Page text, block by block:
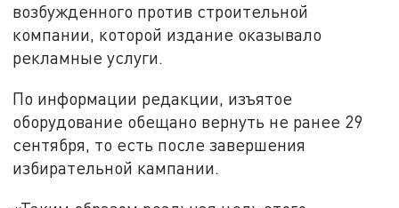
возбужденного против строительной
компании, которой издание оказывало
рекламные услуги.
По информации редакции, изъятое
оборудование обещано вернуть не ранее 29
сентября, то есть после завершения
избирательной кампании.